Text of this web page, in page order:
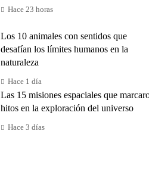
Hace 23 horas
Los 10 animales con sentidos que
desafían los límites humanos en la
naturaleza
Hace 1 día
Las 15 misiones espaciales que
hitos en la exploración del universo
Hace 3 días